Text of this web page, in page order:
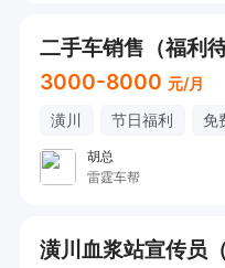
二手车销售（福利
3000-8000 元/月
潢川 节日福利 免
胡总
雷霆车帮